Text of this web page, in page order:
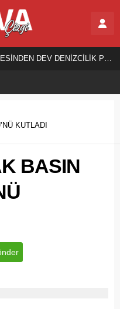
DEV DENİZCİLİK PROJESİ!
KUTLADI
BASIN